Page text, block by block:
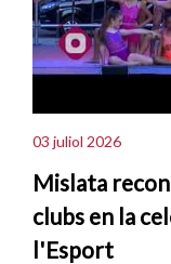
03 juliol 2026
Mislata
clubs en la
l'Esport